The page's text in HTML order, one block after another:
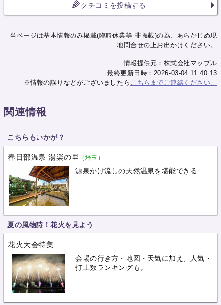
クチコミを投稿する
当ページは基本情報のみ掲載(臨時休業等 非掲載)の為、あらかじめ現
地問合せの上お出かけください。
情報提供元：株式会社マップル
最終更新日時：2026-03-04 11:40:13
※情報の誤りなどがございましたら こちらまでご連絡ください。
関連情報
こちらもいかが？
春日部温泉 湯楽の里 （埼玉）
源泉かけ流しの天然温泉を堪能できる
夏の風物詩！花火を見よう
花火大会特集
会場の行き方・地図・天気に加え、人気・
打上数ランキングも。